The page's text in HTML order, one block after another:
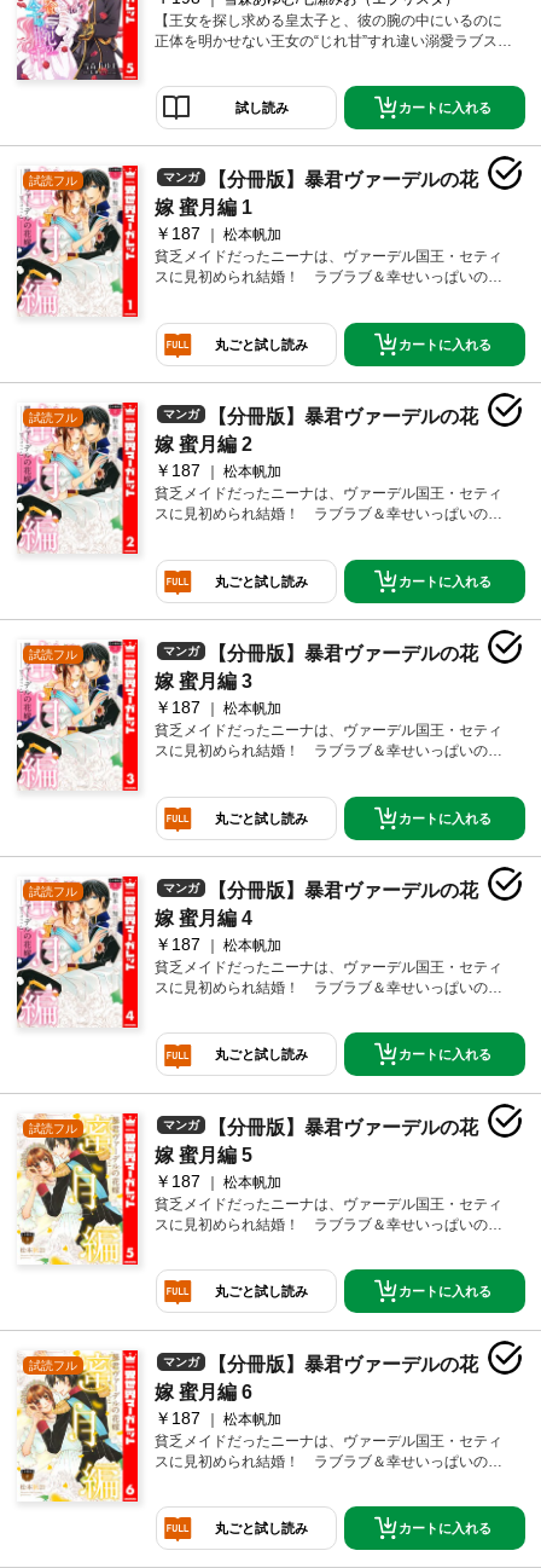
【王女を探し求める皇太子と、彼の腕の中にいるのに
正体を明かせない王女の“じれ甘”すれ違い溺愛ラブスト
女。元王女はなんとか生き延び、現在は小国の城でマ
リアとして下働きをしている。何をしても失敗ばかり
なマリアを見かね、メイド長はある事情を抱えた囚人
の配膳を命じた。そして初めて囚人を見た時、その美
しい眼差しに思わず見惚れてしまったマリアは、その
青年が冤罪で捕まっているのではと思い…？
試し読み カートに入れる
試読フル マンガ
【分冊版】暴君ヴァーデルの花
嫁 蜜月編 1
￥187
松本帆加
貧乏メイドだったニーナは、ヴァーデル国王・セティ
スに見初められ結婚！ ラブラブ＆幸せいっぱいの夫
たけど、二人きりの新婚旅行に行けることに☆ 大好
きな人にたっぷり愛されちゃう、蜜月編!!
丸ごと試し読み カートに入れる
試読フル マンガ
【分冊版】暴君ヴァーデルの花
嫁 蜜月編 2
￥187
松本帆加
貧乏メイドだったニーナは、ヴァーデル国王・セティ
スに見初められ結婚！ ラブラブ＆幸せいっぱいの夫
たけど、二人きりの新婚旅行に行けることに☆ 大好
きな人にたっぷり愛されちゃう、蜜月編!!
丸ごと試し読み カートに入れる
試読フル マンガ
【分冊版】暴君ヴァーデルの花
嫁 蜜月編 3
￥187
松本帆加
貧乏メイドだったニーナは、ヴァーデル国王・セティ
スに見初められ結婚！ ラブラブ＆幸せいっぱいの夫
たけど、二人きりの新婚旅行に行けることに☆ 大好
きな人にたっぷり愛されちゃう、蜜月編!!
丸ごと試し読み カートに入れる
試読フル マンガ
【分冊版】暴君ヴァーデルの花
嫁 蜜月編 4
￥187
松本帆加
貧乏メイドだったニーナは、ヴァーデル国王・セティ
スに見初められ結婚！ ラブラブ＆幸せいっぱいの夫
なか一緒に過ごせなくて――。そんな多忙な毎日だっ
たけど、二人きりの新婚旅行に行けることに☆ 大好
きな人にたっぷり愛されちゃう、蜜月編!!
丸ごと試し読み カートに入れる
試読フル マンガ
【分冊版】暴君ヴァーデルの花
嫁 蜜月編 5
￥187
松本帆加
貧乏メイドだったニーナは、ヴァーデル国王・セティ
スに見初められ結婚！ ラブラブ＆幸せいっぱいの夫
なか一緒に過ごせなくて――。そんな多忙な毎日だっ
たけど、二人きりの新婚旅行に行けることに☆ 大好
きな人にたっぷり愛されちゃう、蜜月編!!
丸ごと試し読み カートに入れる
試読フル マンガ
【分冊版】暴君ヴァーデルの花
嫁 蜜月編 6
￥187
松本帆加
貧乏メイドだったニーナは、ヴァーデル国王・セティ
スに見初められ結婚！ ラブラブ＆幸せいっぱいの夫
たけど、二人きりの新婚旅行に行けることに☆ 大好
きな人にたっぷり愛されちゃう、蜜月編!!
丸ごと試し読み カートに入れる